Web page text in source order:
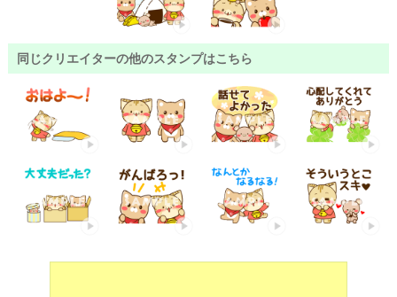
同じクリエイターの他のスタンプはこちら